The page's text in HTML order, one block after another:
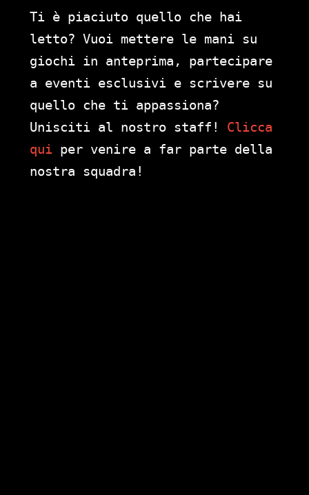
Ti è piaciuto quello che hai
letto? Vuoi mettere le mani su
giochi in anteprima, partecipare
a eventi esclusivi e scrivere su
quello che ti appassiona?
Unisciti al nostro staff! Clicca
qui per venire a far parte della
nostra squadra!